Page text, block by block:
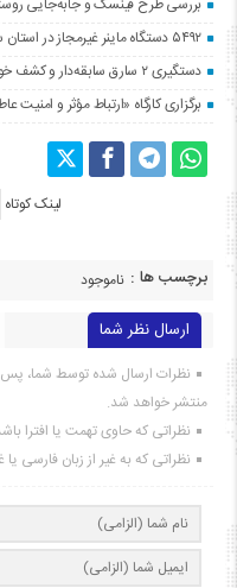
۵۴۹۲ دستگاه ماینر غیرمجاز در استان سمنان جمع‌آوری شد
دستگیری ۲ سارق سابقه‌دار و کشف خودروی سرقتی در مهدیشهر
برگزاری کارگاه «ارتباط مؤثر و
لینک کوتاه
برچسب ها : ناموجود
ارسال نظر شما
نظرات ارسال شده توسط شما،
منتشر خواهد شد.
نظراتی که حاوی تهمت یا افترا
نظراتی که به غیر از زبان فارسی